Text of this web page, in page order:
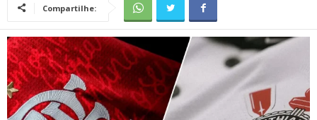
Compartilhe: